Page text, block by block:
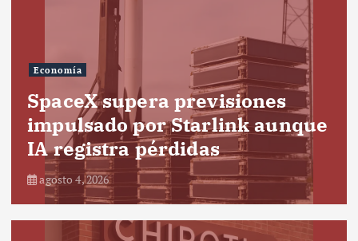
Economía
SpaceX supera previsiones
impulsado por Starlink aunque
IA registra pérdidas
agosto 4, 2026